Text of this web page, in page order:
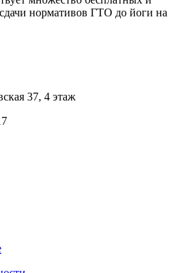
нормативов ГТО до йоги на
37, 4 этаж